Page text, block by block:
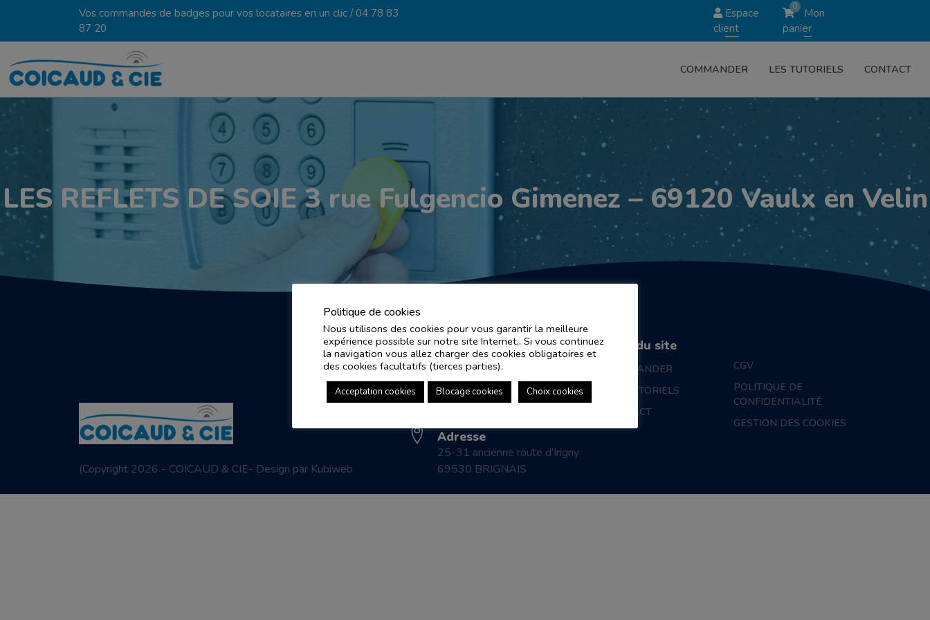
Vos commandes de badges pour vos locataires en un clic /04 78 83
87 20
Espace
client
0
Mon
panier
COMMANDER LES TUTORIELS CONTACT
LES REFLETS DE SOIE 3 rue Fulgencio Gimenez – 69120 Vaulx en Velin
(Copyright 2026 - COICAUD & CIE- Design par Kubiweb
Adresse e-mail
controle.coicaud@ascenseurnsa.fr
Numéro de téléphone
04 78 83 87 20
Adresse
25-31 ancienne route d’Irigny
69530 BRIGNAIS
Plan du site
COMMANDER
LES TUTORIELS
CONTACT
CGV
POLITIQUE DE
CONFIDENTIALITÉ
GESTION DES COOKIES
Politique de cookies
Nous utilisons des cookies pour vous garantir la meilleure
expérience possible sur notre site Internet,. Si vous continuez
la navigation vous allez charger des cookies obligatoires et
des cookies facultatifs (tierces parties).
Acceptation cookies Blocage cookies Choix cookies